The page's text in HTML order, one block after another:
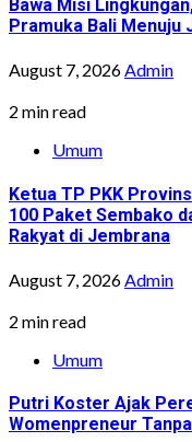
Bawa Misi
Pramuka Bali Menuju
August 7, 2026Admin
2 min read
Umum
Ketua TP PKK
100 Paket Sembako
Rakyat di Jembrana
August 7, 2026Admin
2 min read
Umum
Putri Koster Ajak
Womenpreneur